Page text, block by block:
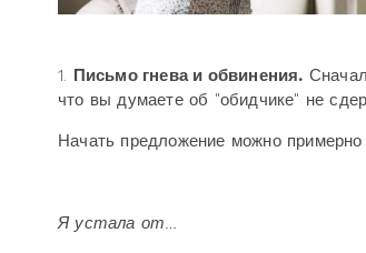
1. Письмо гнева и обвинения.
что вы думаете об "обидчике" не
Начать предложение можно примерно
Я устала от…